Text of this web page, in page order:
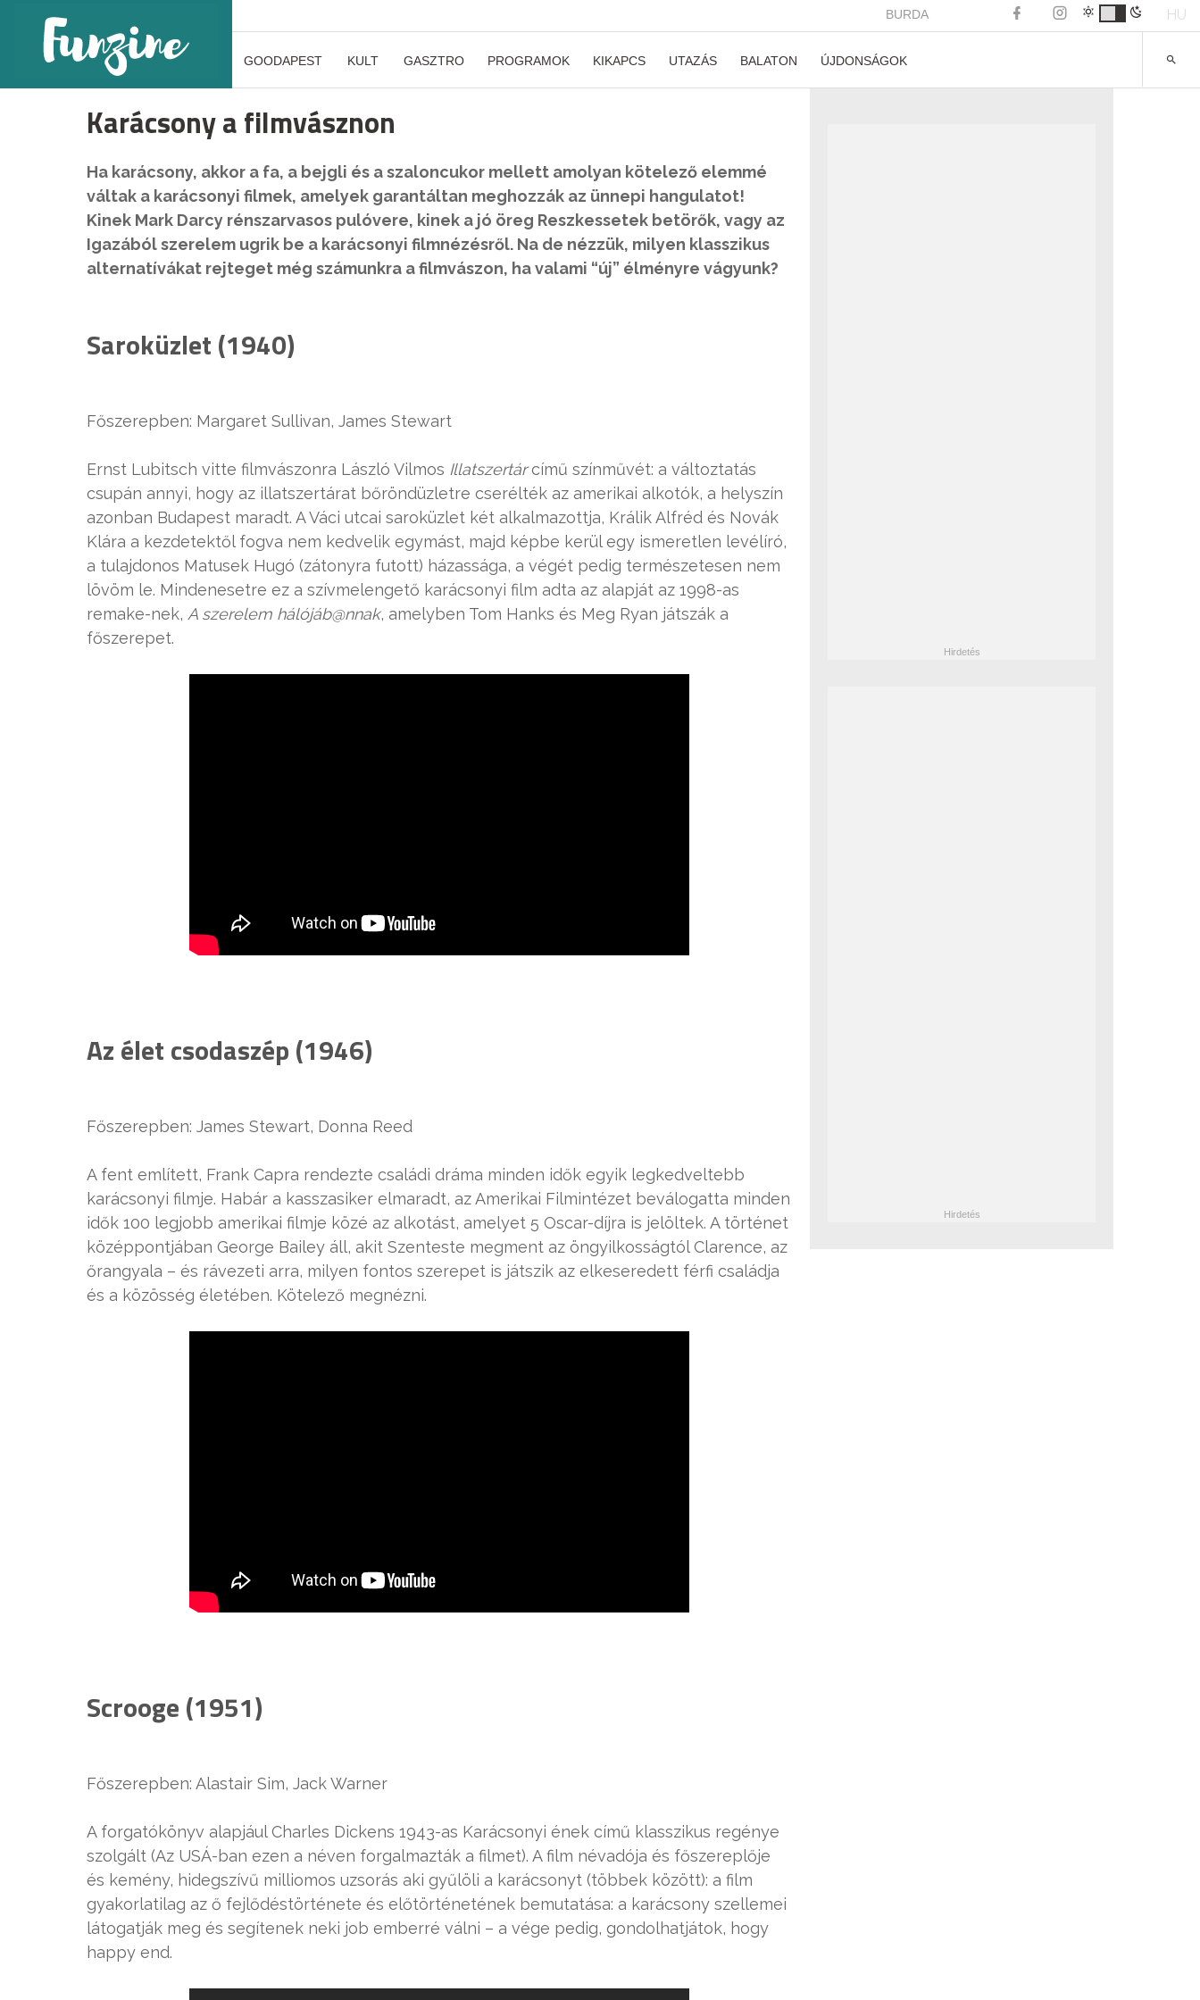
BURDA HU
GOODAPEST KULT GASZTRO PROGRAMOK KIKAPCS UTAZÁS BALATON ÚJDONSÁGOK
Karácsony a filmvásznon
Ha karácsony, akkor a fa, a bejgli és a szaloncukor mellett amolyan kötelező elemmé
váltak a karácsonyi filmek, amelyek garantáltan meghozzák az ünnepi hangulatot!
Kinek Mark Darcy rénszarvasos pulóvere, kinek a jó öreg Reszkessetek betörők, vagy az
Igazából szerelem ugrik be a karácsonyi filmnézésről. Na de nézzük, milyen klasszikus
alternatívákat rejteget még számunkra a filmvászon, ha valami “új” élményre vágyunk?
Saroküzlet (1940)
Főszerepben: Margaret Sullivan, James Stewart
Ernst Lubitsch vitte filmvászonra László Vilmos Illatszertárcímű színművét: a változtatás
csupán annyi, hogy az illatszertárat bőröndüzletre cserélték az amerikai alkotók, a helyszín
azonban Budapest maradt. A Váci utcai saroküzlet két alkalmazottja, Králik Alfréd és Novák
Klára a kezdetektől fogva nem kedvelik egymást, majd képbe kerül egy ismeretlen levélíró,
a tulajdonos Matusek Hugó (zátonyra futott) házassága, a végét pedig természetesen nem
lövöm le. Mindenesetre ez a szívmelengető karácsonyi film adta az alapját az 1998-as
remake-nek, A szerelem hálójáb@nnak, amelyben Tom Hanks és Meg Ryan játszák a
főszerepet.
Az élet csodaszép (1946)
Főszerepben: James Stewart, Donna Reed
A fent említett, Frank Capra rendezte családi dráma minden idők egyik legkedveltebb
karácsonyi filmje. Habár a kasszasiker elmaradt, az Amerikai Filmintézet beválogatta minden
idők 100 legjobb amerikai filmje közé az alkotást, amelyet 5 Oscar-díjra is jelöltek. A történet
középpontjában George Bailey áll, akit Szenteste megment az öngyilkosságtól Clarence, az
őrangyala – és rávezeti arra, milyen fontos szerepet is játszik az elkeseredett férfi családja
és a közösség életében. Kötelező megnézni.
Scrooge (1951)
Főszerepben: Alastair Sim, Jack Warner
A forgatókönyv alapjául Charles Dickens 1943-as Karácsonyi ének című klasszikus regénye
szolgált (Az USÁ-ban ezen a néven forgalmazták a filmet). A film névadója és főszereplője
és kemény, hidegszívű milliomos uzsorás aki gyűlöli a karácsonyt (többek között): a film
gyakorlatilag az ő fejlődéstörténete és előtörténetének bemutatása: a karácsony szellemei
látogatják meg és segítenek neki job emberré válni – a vége pedig, gondolhatjátok, hogy
happy end.